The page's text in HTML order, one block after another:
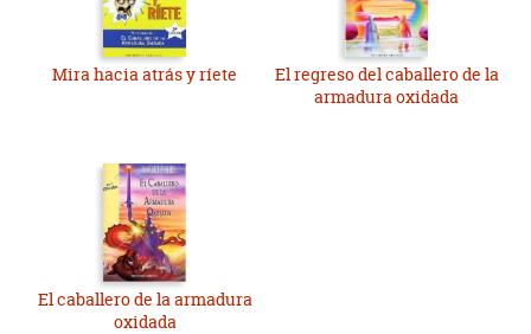
Mira hacia atrás y ríete
El regreso del caballero de la
armadura oxidada
El caballero de la armadura
oxidada